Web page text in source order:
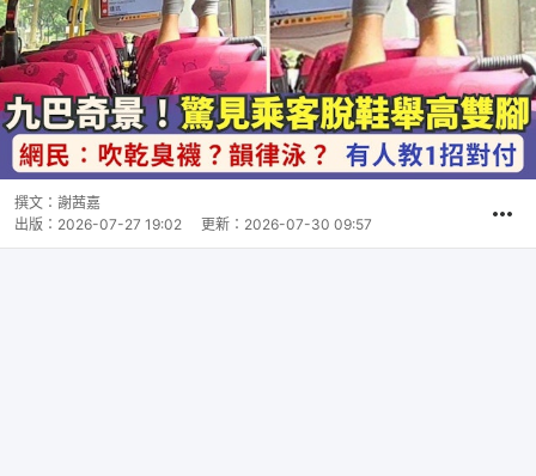
撰文： 謝茜嘉
出版： 2026-07-27 19:02 更新： 2026-07-30 09:57